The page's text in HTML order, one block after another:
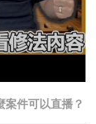
案件可以直播？